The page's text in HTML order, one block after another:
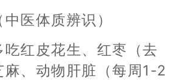
医体质辨识）
红皮花生、红枣（去
麻、动物肝脏（每周1-2